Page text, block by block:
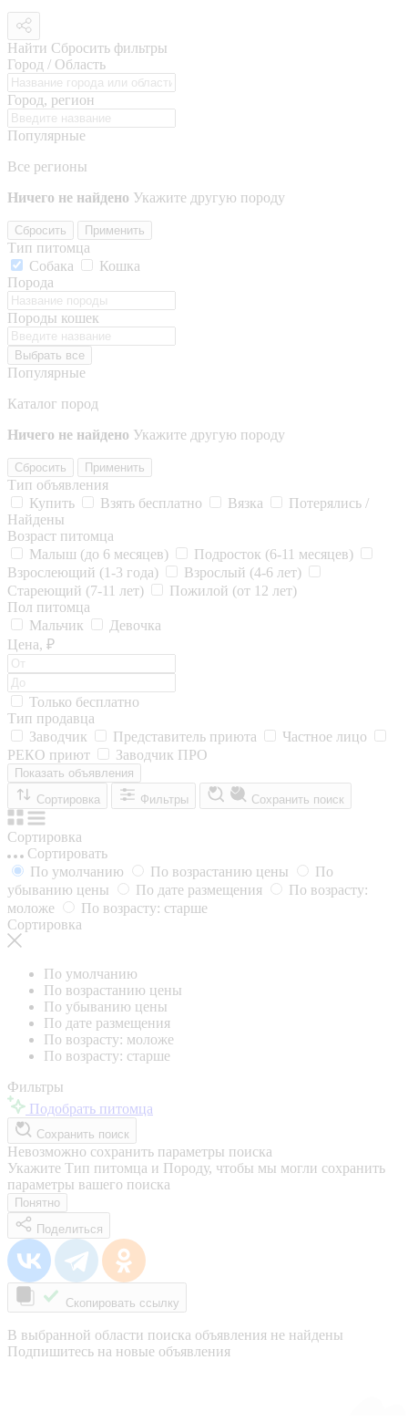
Найти Сбросить фильтры
Город / Область
Город, регион
Популярные
Все регионы
Ничего не найдено Укажите другую породу
Сбросить Применить
Тип питомца
Собака
Кошка
Порода
Породы кошек
Выбрать все
Популярные
Каталог пород
Ничего не найдено Укажите другую породу
Сбросить Применить
Тип объявления
Купить
Взять бесплатно Вязка
Потерялись /
Найдены
Возраст питомца
Малыш (до 6 месяцев)
Подросток (6-11 месяцев)
Взрослеющий (1-3 года)
Взрослый (4-6 лет)
Стареющий (7-11 лет)
Пожилой (от 12 лет)
Пол питомца
Мальчик
Девочка
Цена, ₽
Только бесплатно
Тип продавца
Заводчик
Представитель приюта
Частное лицо
РЕКО приют
Заводчик ПРО
Показать объявления
Сортировка
Фильтры Сохранить поиск
Сортировка
Сортировать
По умолчанию
По возрастанию цены
По
убыванию цены
По дате размещения
По возрасту:
моложе
По возрасту: старше
Сортировка
По умолчанию
По возрастанию цены
По убыванию цены
По дате размещения
По возрасту: моложе
По возрасту: старше
Фильтры
Подобрать питомца
Сохранить поиск
Невозможно сохранить параметры поиска
Укажите Тип питомца и Породу, чтобы мы могли сохранить
параметры вашего поиска
Понятно
Поделиться
Скопировать ссылку
В выбранной области поиска объявления не найдены
Подпишитесь на новые объявления